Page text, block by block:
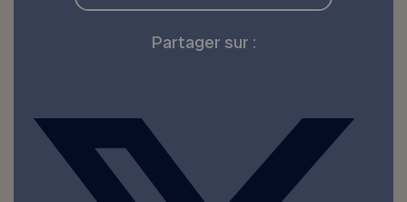
Partager sur :